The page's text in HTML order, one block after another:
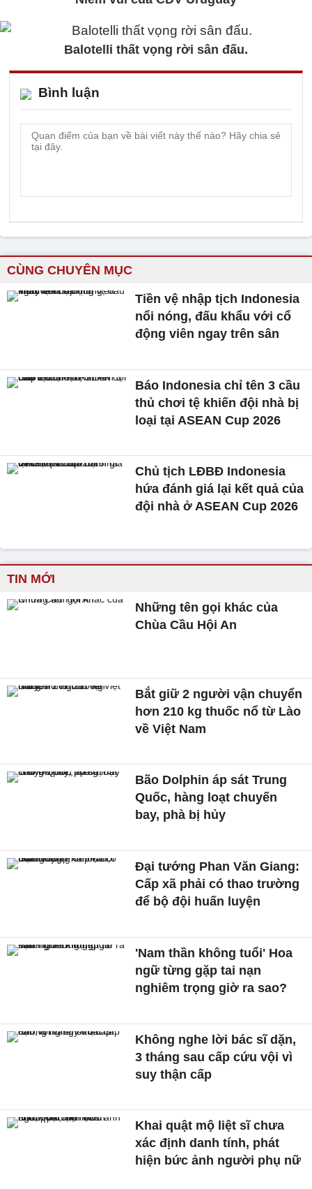
Balotelli thất vọng rời sân đấu.
Bình luận
CÙNG CHUYÊN MỤC
Tiền vệ nhập tịch Indonesia
nổi nóng, đấu khẩu với cổ
động viên ngay trên sân
Báo Indonesia chỉ tên 3 cầu
thủ chơi tệ khiến đội nhà bị
loại tại ASEAN Cup 2026
Chủ tịch LĐBĐ Indonesia
hứa đánh giá lại kết quả của
đội nhà ở ASEAN Cup 2026
TIN MỚI
Những tên gọi khác của
Chùa Cầu Hội An
Bắt giữ 2 người vận chuyển
hơn 210 kg thuốc nổ từ Lào
về Việt Nam
Bão Dolphin áp sát Trung
Quốc, hàng loạt chuyến
bay, phà bị hủy
Đại tướng Phan Văn Giang:
Cấp xã phải có thao trường
để bộ đội huấn luyện
'Nam thần không tuổi' Hoa
ngữ từng gặp tai nạn
nghiêm trọng giờ ra sao?
Không nghe lời bác sĩ dặn,
3 tháng sau cấp cứu vội vì
suy thận cấp
Khai quật mộ liệt sĩ chưa
xác định danh tính, phát
hiện bức ảnh người phụ nữ